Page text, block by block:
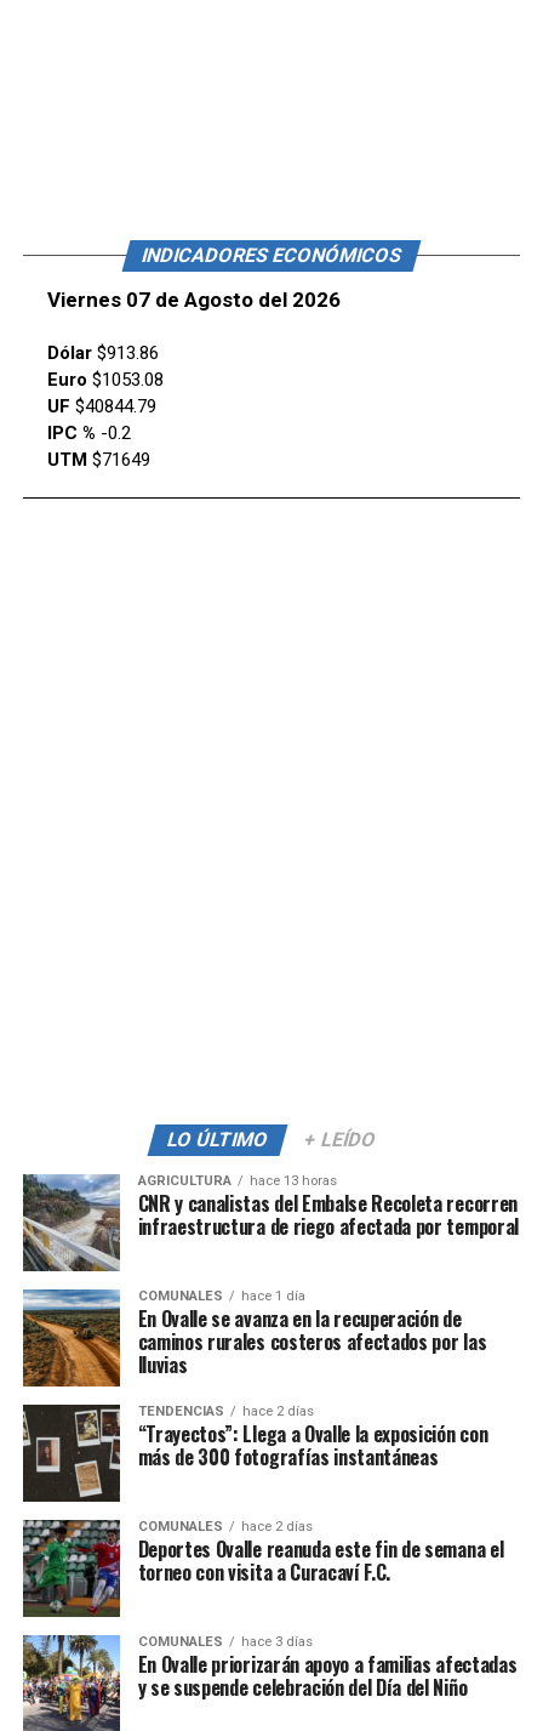
INDICADORES ECONÓMICOS
Viernes 07 de Agosto del 2026
Dólar$913.86
Euro $1053.08
UF $40844.79
IPC % -0.2
UTM$71649
LO ÚLTIMO + LEÍDO
AGRICULTURA hace 13 horas
CNR y canalistas del Embalse Recoleta recorren
infraestructura de riego afectada por temporal
COMUNALES hace 1 día
En Ovalle se avanza en la recuperación de
caminos rurales costeros afectados por las
lluvias
TENDENCIAS hace 2 días
“Trayectos”: Llega a Ovalle la exposición con
más de 300 fotografías instantáneas
COMUNALES hace 2 días
Deportes Ovalle reanuda este fin de semana el
torneo con visita a Curacaví F.C.
COMUNALES hace 3 días
En Ovalle priorizarán apoyo a familias afectadas
y se suspende celebración del Día del Niño